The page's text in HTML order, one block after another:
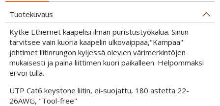
Tuotekuvaus
Kytke Ethernet kaapelisi ilman puristustyökalua. Sinun
tarvitsee vain kuoria kaapelin ulkovaippaa,"Kampaa"
johtimet liitinrungon kyljessä olevien värimerkintöjen
mukaisesti ja paina liittimen kuori paikalleen. Helpommaksi
ei voi tulla.
UTP Cat6 keystone liitin, ei-suojattu, 180 astetta 22-
26AWG, "Tool-free"